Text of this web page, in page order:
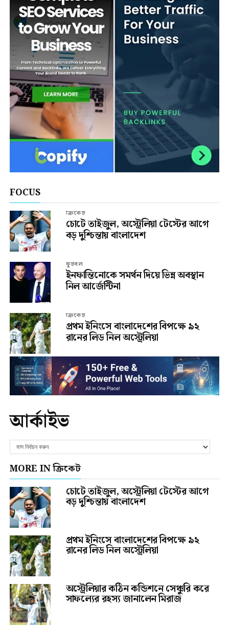
FOCUS
ক্রিকেট
চোটে তাইজুল, অস্ট্রেলিয়া টেস্টের আগে
বড় দুশ্চিন্তায় বাংলাদেশ
ফুটবল
ইনফান্তিনোকে সমর্থন দিয়ে ভিন্ন অবস্থান
নিল আর্জেন্টিনা
ক্রিকেট
প্রথম ইনিংসে বাংলাদেশের বিপক্ষে ৯২
রানের লিড নিল অস্ট্রেলিয়া
আর্কাইভ
MORE IN ক্রিকেট
চোটে তাইজুল, অস্ট্রেলিয়া টেস্টের আগে
বড় দুশ্চিন্তায় বাংলাদেশ
প্রথম ইনিংসে বাংলাদেশের বিপক্ষে ৯২
রানের লিড নিল অস্ট্রেলিয়া
অস্ট্রেলিয়ার কঠিন কন্ডিশনে সেঞ্চুরি করে
সাফল্যের রহস্য জানালেন মিরাজ